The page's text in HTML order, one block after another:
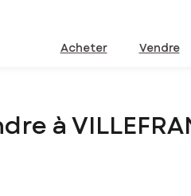
Acheter Vendre
à